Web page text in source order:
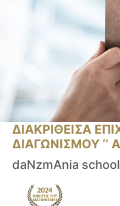
ΔΙΑΚΡΙΘΕΙΣΑ
ΔΙΑΓΩΝΙΣΜΟΥ ‘’
daNzmAnia